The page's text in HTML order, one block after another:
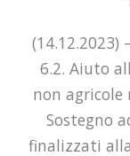
(14.12.2023)
6.2. Aiuto
non agricole
Sostegno
finalizzati